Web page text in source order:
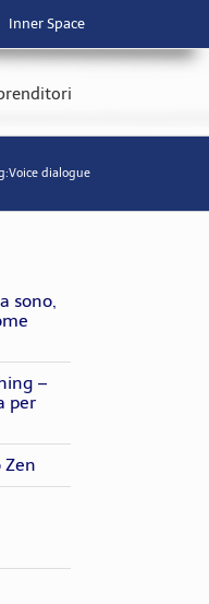
Inner Space
Voice dialogue
sono,
–
per
Zen